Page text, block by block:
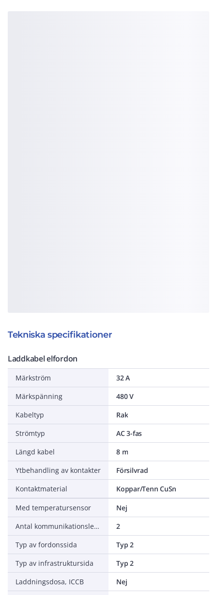
Tekniska specifikationer
Laddkabel elfordon
Märkström
32 A
Märkspänning
480 V
Kabeltyp
Rak
Strömtyp
AC 3-fas
Längd kabel
8 m
Ytbehandling av kontakter
Försilvrad
Kontaktmaterial
Koppar/Tenn CuSn
Med temperatursensor
Nej
Antal kommunikationsledare
2
Typ av fordonssida
Typ 2
Typ av infrastruktursida
Typ 2
Laddningsdosa, ICCB
Nej